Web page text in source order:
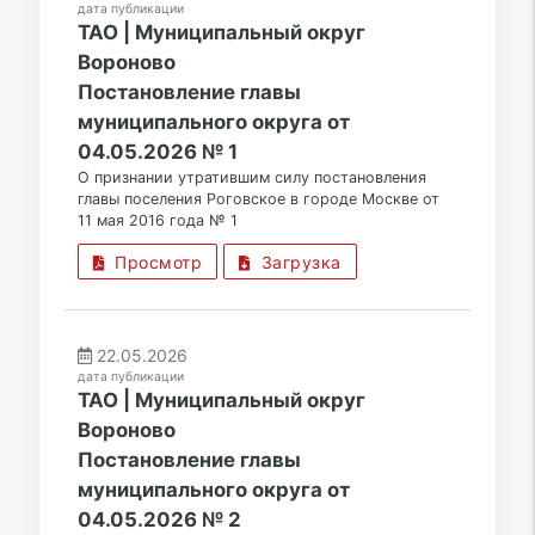
дата публикации
ТАО | Муниципальный округ
Вороново
Постановление главы
муниципального округа от
04.05.2026 № 1
О признании утратившим силу постановления
главы поселения Роговское в городе Москве от
11 мая 2016 года № 1
Просмотр Загрузка
22.05.2026
дата публикации
ТАО | Муниципальный округ
Вороново
Постановление главы
муниципального округа от
04.05.2026 № 2